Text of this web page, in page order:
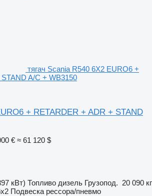
тягач Scania R540 6X2 EURO6 +
A/C + WB3150
+ RETARDER + ADR + STAND
€ ≈ 61 120 $
кВт) Топливо дизель Грузопод. 20 090 кг
Подвеска рессора/пневмо